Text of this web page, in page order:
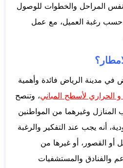
نفس المراحل والخطوات للوصول
رغبة العميل، مع عمل
في مدينة الرياض فائدة وأهمية
و الحراري لأسطح المباني، وتنصح
وغيرهما من المواطنين
أنه يجب عند التفكير والرغبة
أو القصور، أو غيرها من
والفنادق والمستشفيات